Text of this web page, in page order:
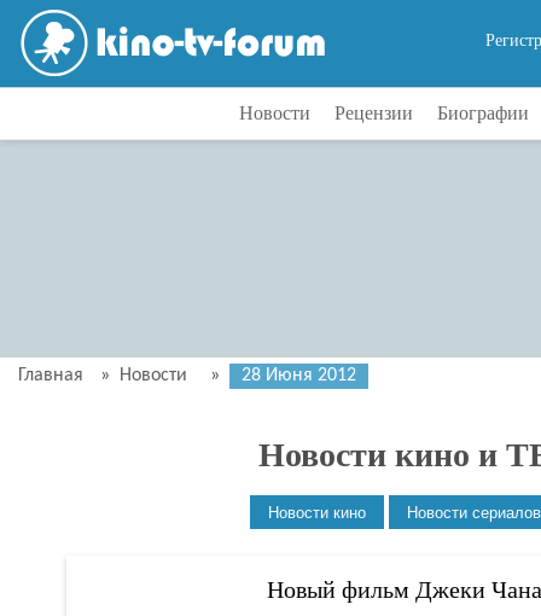
Новости Рецензии Биографии
Главная » Новости » 28 Июня 2012
Новости кино и
Новый фильм Джеки Чана